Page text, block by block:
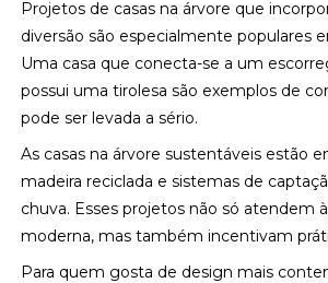
Projetos de casas na árvore que
diversão são especialmente populares
Uma casa que conecta-se a um
possui uma tirolesa são exemplos de
pode ser levada a sério.
As casas na árvore sustentáveis estão
madeira reciclada e sistemas de
chuva. Esses projetos não só atendem
moderna, mas também incentivam
Para quem gosta de design mais